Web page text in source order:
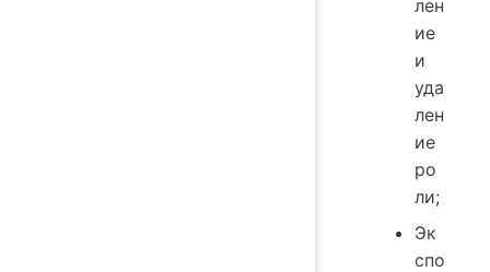
лен
ие
и
уда
лен
ие
ро
ли;
Эк
спо